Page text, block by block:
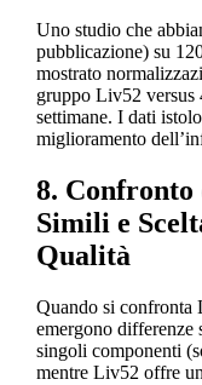
Uno studio che
pubblicazione) su
mostrato
gruppo Liv52 versus
settimane. I dati
miglioramento
8.
Simili e
Qualità
Quando si confronta
emergono
singoli componenti
mentre Liv52 offre